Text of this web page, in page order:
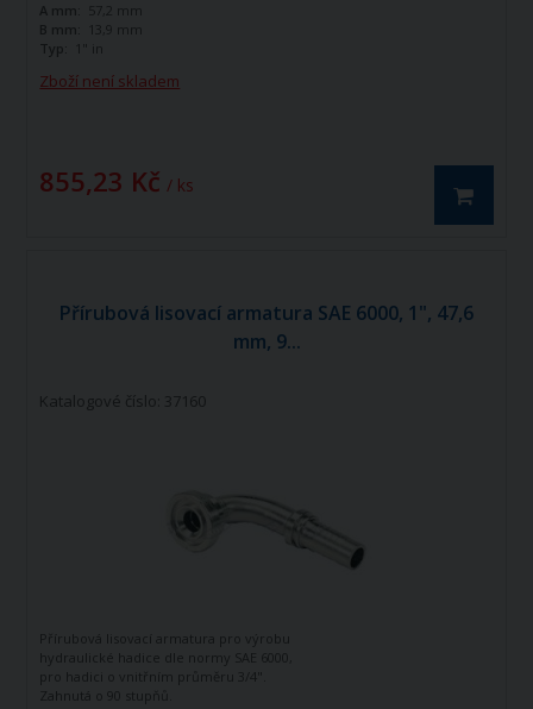
Zboží není skladem
855,23 Kč / ks
A mm:
57,2 mm
B mm:
13,9 mm
Typ:
1" in
Přírubová lisovací armatura SAE 6000, 1", 47,6
mm, 9...
Katalogové číslo: 37160
Přírubová lisovací armatura pro výrobu
hydraulické hadice dle normy SAE 6000,
pro hadici o vnitřním průměru 3/4".
Zahnutá o 90 stupňů.